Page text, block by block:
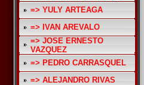
=> YULY ARTEAGA
=> IVAN AREVALO
=> JOSE ERNESTO
VAZQUEZ
=> PEDRO CARRASQUEL
=> ALEJANDRO RIVAS